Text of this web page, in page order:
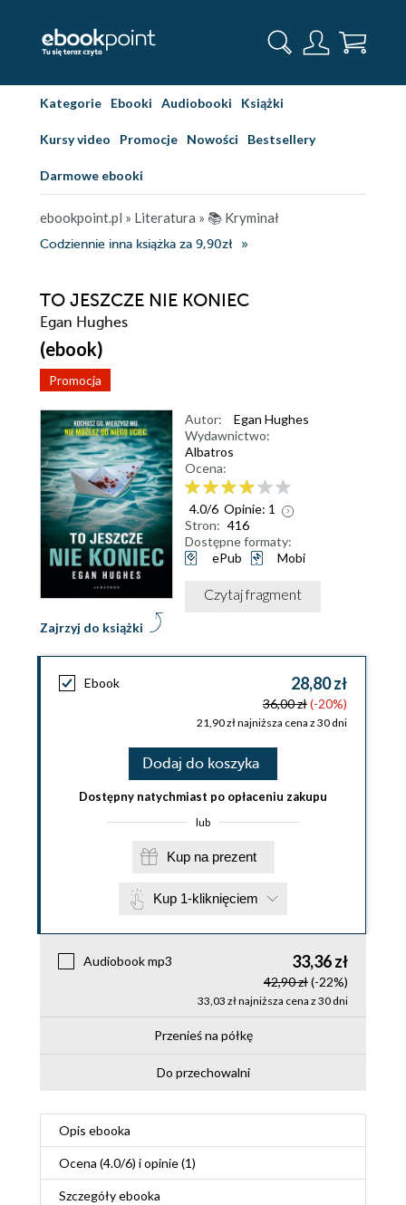
Kategorie Ebooki Audiobooki Książki
Kursy video Promocje Nowości Bestsellery
Darmowe ebooki
ebookpoint.pl » Literatura » 📚 Kryminał
Codziennie inna książka za 9,90zł
TO JESZCZE NIE KONIEC
Egan Hughes
(ebook)
Promocja
Zajrzyj do książki
Autor:
Egan Hughes
Wydawnictwo:
Albatros
Ocena:
4.0/6 Opinie: 1
Stron: 416
Dostępne formaty:
ePub
Mobi
Czytaj fragment
Ebook 28,80 zł
36,00 zł(-20%)
21,90 zł najniższa cena z 30 dni
Dodaj do koszyka
Dostępny natychmiast po opłaceniu zakupu
lub
Kup na prezent
Kup 1-kliknięciem
Audiobook mp3 33,36 zł
42,90 zł(-22%)
33,03 zł najniższa cena z 30 dni
Przenieś na półkę
Do przechowalni
Opis ebooka
Ocena (4.0/6) i opinie (1)
Szczegółyebooka